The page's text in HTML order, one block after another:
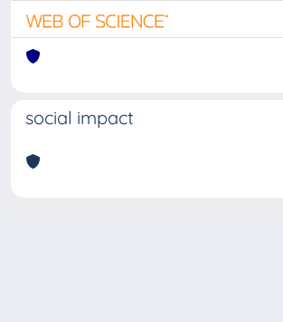
social impact